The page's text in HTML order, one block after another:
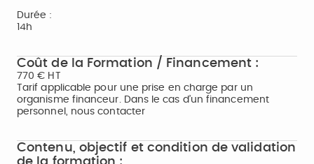
Durée :
14h
Coût de la Formation / Financement :
770 € HT
Tarif applicable pour une prise en charge par un
organisme financeur. Dans le cas d’un financement
personnel, nous contacter
Contenu, objectif et condition de validation